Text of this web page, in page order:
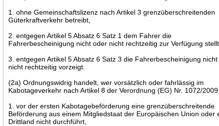
1. ohne Gemeinschaftslizenz nach Artikel 3 grenzüberschreitenden
Güterkraftverkehr betreibt,
2. entgegen Artikel 5 Absatz 6 Satz 1 dem Fahrer die
Fahrerbescheinigung nicht oder nicht rechtzeitig zur Verfügung
3. entgegen Artikel 5 Absatz 6 Satz 3 die Fahrerbescheinigung
nicht rechtzeitig vorzeigt.
(2a) Ordnungswidrig handelt, wer vorsätzlich oder fahrlässig im
Kabotageverkehr nach Artikel 8 der Verordnung (EG) Nr. 1072/2009
1. vor der ersten Kabotagebeförderung eine grenzüberschreitende
Beförderung aus einem Mitgliedstaat der Europäischen Union oder
Drittland nicht durchführt,